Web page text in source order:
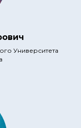
Университета